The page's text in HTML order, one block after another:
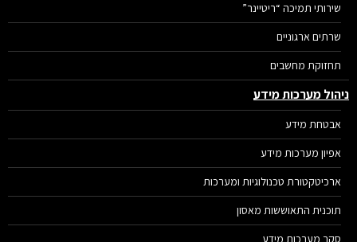
שירותי תמיכה “ריטיינר”
שרתים ארגוניים
תחזוקת מחשבים
מערכות מידע
אבטחת מידע
אפיון מערכות מידע
ארכיטקטורת טכנולוגיות ומערכות
תוכנית התאוששות מאסון
סקר מערכות מידע